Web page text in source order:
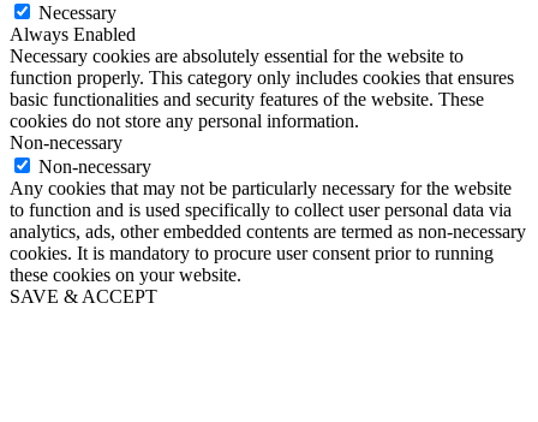
Necessary
Always Enabled
Necessary cookies are absolutely essential for the website to
function properly. This category only includes cookies that ensures
basic functionalities and security features of the website. These
cookies do not store any personal information.
Non-necessary
Non-necessary
Any cookies that may not be particularly necessary for the website
to function and is used specifically to collect user personal data via
analytics, ads, other embedded contents are termed as non-necessary
cookies. It is mandatory to procure user consent prior to running
these cookies on your website.
SAVE & ACCEPT